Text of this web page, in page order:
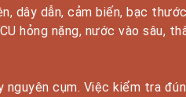
dây dẫn, cảm biến, bạc
hỏng nặng, nước vào sâu,
cụm. Việc kiểm tra